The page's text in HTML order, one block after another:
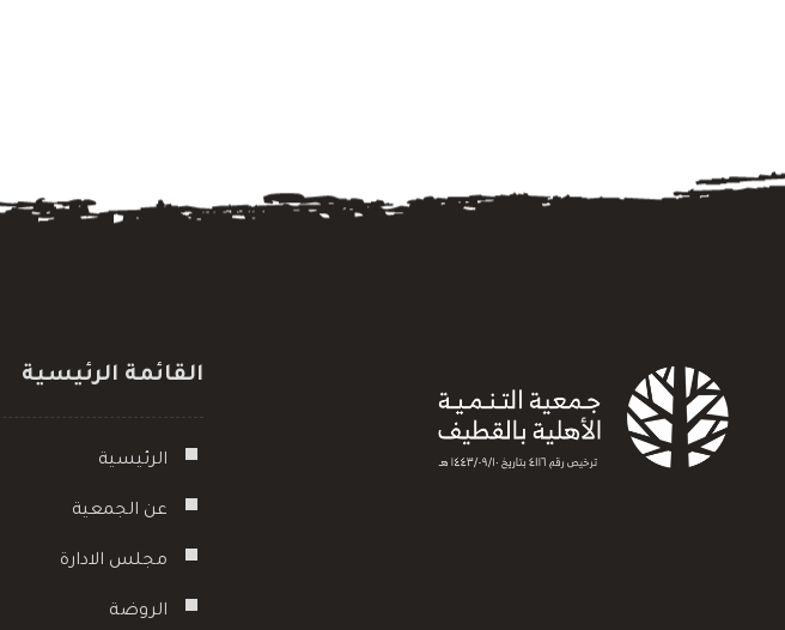
القائمة الرئيسية
الرئيسية
عن الجمعية
مجلس الادارة
الروضة